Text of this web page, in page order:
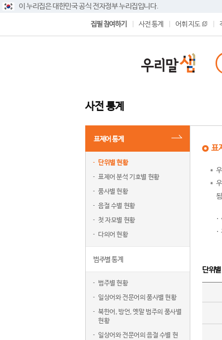
이 누리집은 대한민국 공식 전자정부 누리집입니다.
집필 참여하기 사전 통계 어휘 지도
사전 통계
표제어 통계
단위별 현황
표제어 분석 기호별 현황
품사별 현황
음절 수별 현황
첫 자모별 현황
다의어 현황
범주별 통계
범주별 현황
일상어와 전문어의 품사별 현황
북한어, 방언, 옛말 범주의 품사별
현황
일상어와 전문어의 음절 수별 현
표
단위